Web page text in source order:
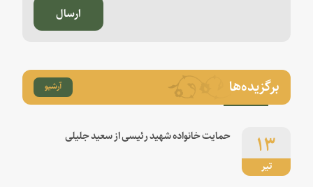
ارسال
برگزیده‌ها آرشیو
تیر
۱۳ حمایت خانواده شهید رئیسی از سعید جلیلی